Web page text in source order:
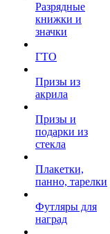
Разрядные
книжки и
значки
ГТО
Призы из
акрила
Призы и
подарки из
стекла
Плакетки,
панно, тарелки
Футляры для
наград